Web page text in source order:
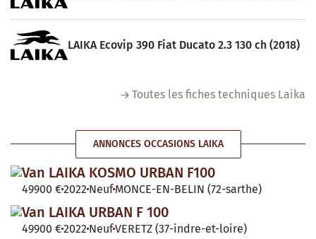
LAIKA Ecovip 390 Fiat Ducato 2.3 130 ch (2018)
Toutes les fiches techniques Laika
ANNONCES OCCASIONS LAIKA
Van LAIKA KOSMO URBAN F100
49900 €2022 Neuf MONCE-EN-BELIN (72-sarthe)
Van LAIKA URBAN F 100
49900 €2022 NeufVERETZ (37-indre-et-loire)